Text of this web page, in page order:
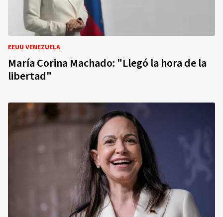
EEUU VENEZUELA
María Corina Machado: "Llegó la hora de la
libertad"